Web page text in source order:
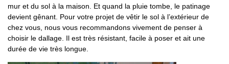
mur et du sol à la maison. Et quand la pluie tombe, le patinage
devient gênant. Pour votre projet de vêtir le sol à l’extérieur de
chez vous, nous vous recommandons vivement de penser à
choisir le dallage. Il est très résistant, facile à poser et ait une
durée de vie très longue.